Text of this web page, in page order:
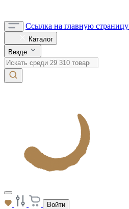
Ссылка на главную страницу
Каталог
Везде
Войти